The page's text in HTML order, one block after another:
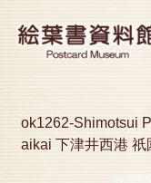
ok1262-Shimotsui
aikai 下津井西港 祇